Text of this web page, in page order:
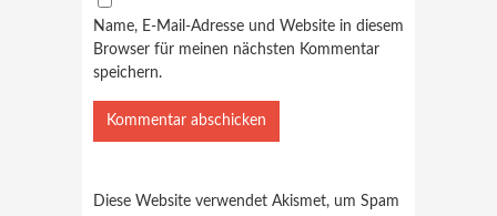
Name, E-Mail-Adresse und Website in diesem
Browser für meinen nächsten Kommentar
speichern.
Diese Website verwendet Akismet, um Spam